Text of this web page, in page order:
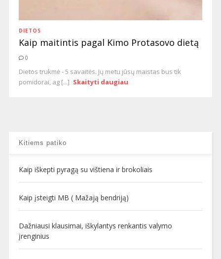
DIETOS
Kaip maitintis pagal Kimo Protasovo dietą
0
Dietos trukmė - 5 savaitės. Jų metu jūsų maistas bus tik
pomidorai, ag [...] Skaityti daugiau
Kitiems patiko
Kaip iškepti pyragą su vištiena ir brokoliais
Kaip įsteigti MB ( Mažają bendriją)
Dažniausi klausimai, iškylantys renkantis valymo
įrenginius